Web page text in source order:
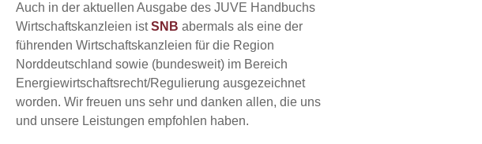
Auch in der aktuellen Ausgabe des JUVE Handbuchs
Wirtschaftskanzleien istSNB abermals als eine der
führenden Wirtschaftskanzleien für die Region
Norddeutschland sowie (bundesweit) im Bereich
Energiewirtschaftsrecht/Regulierung ausgezeichnet
worden. Wir freuen uns sehr und danken allen, die uns
und unsere Leistungen empfohlen haben.